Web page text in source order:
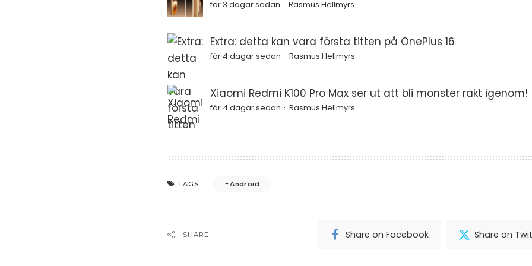
för 3 dagar sedan Rasmus Hellmyrs
Extra: detta kan vara första titten på OnePlus 16
för 4 dagar sedan Rasmus Hellmyrs
Xiaomi Redmi K100 Pro Max ser ut att bli monster rakt igenom!
för 4 dagar sedan Rasmus Hellmyrs
TAGS: Android
SHARE Share on Facebook Share on